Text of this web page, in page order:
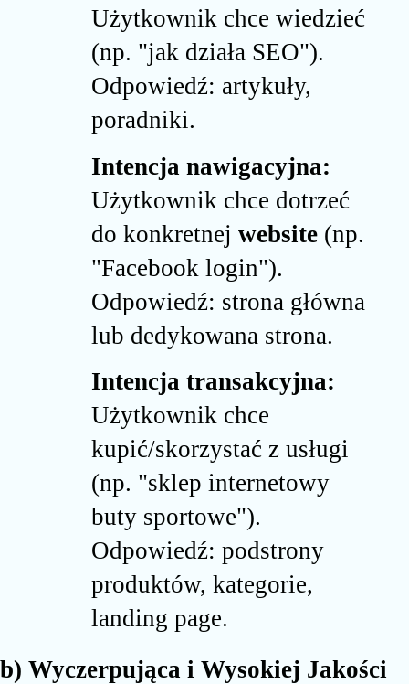
Użytkownik chce wiedzieć
(np. "jak działa SEO").
Odpowiedź: artykuły,
poradniki.
Intencja nawigacyjna:
Użytkownik chce dotrzeć
do konkretnej website (np.
"Facebook login").
Odpowiedź: strona główna
lub dedykowana strona.
Intencja transakcyjna:
Użytkownik chce
kupić/skorzystać z usługi
(np. "sklep internetowy
buty sportowe").
Odpowiedź: podstrony
produktów, kategorie,
landing page.
b) Wyczerpująca i Wysokiej Jakości